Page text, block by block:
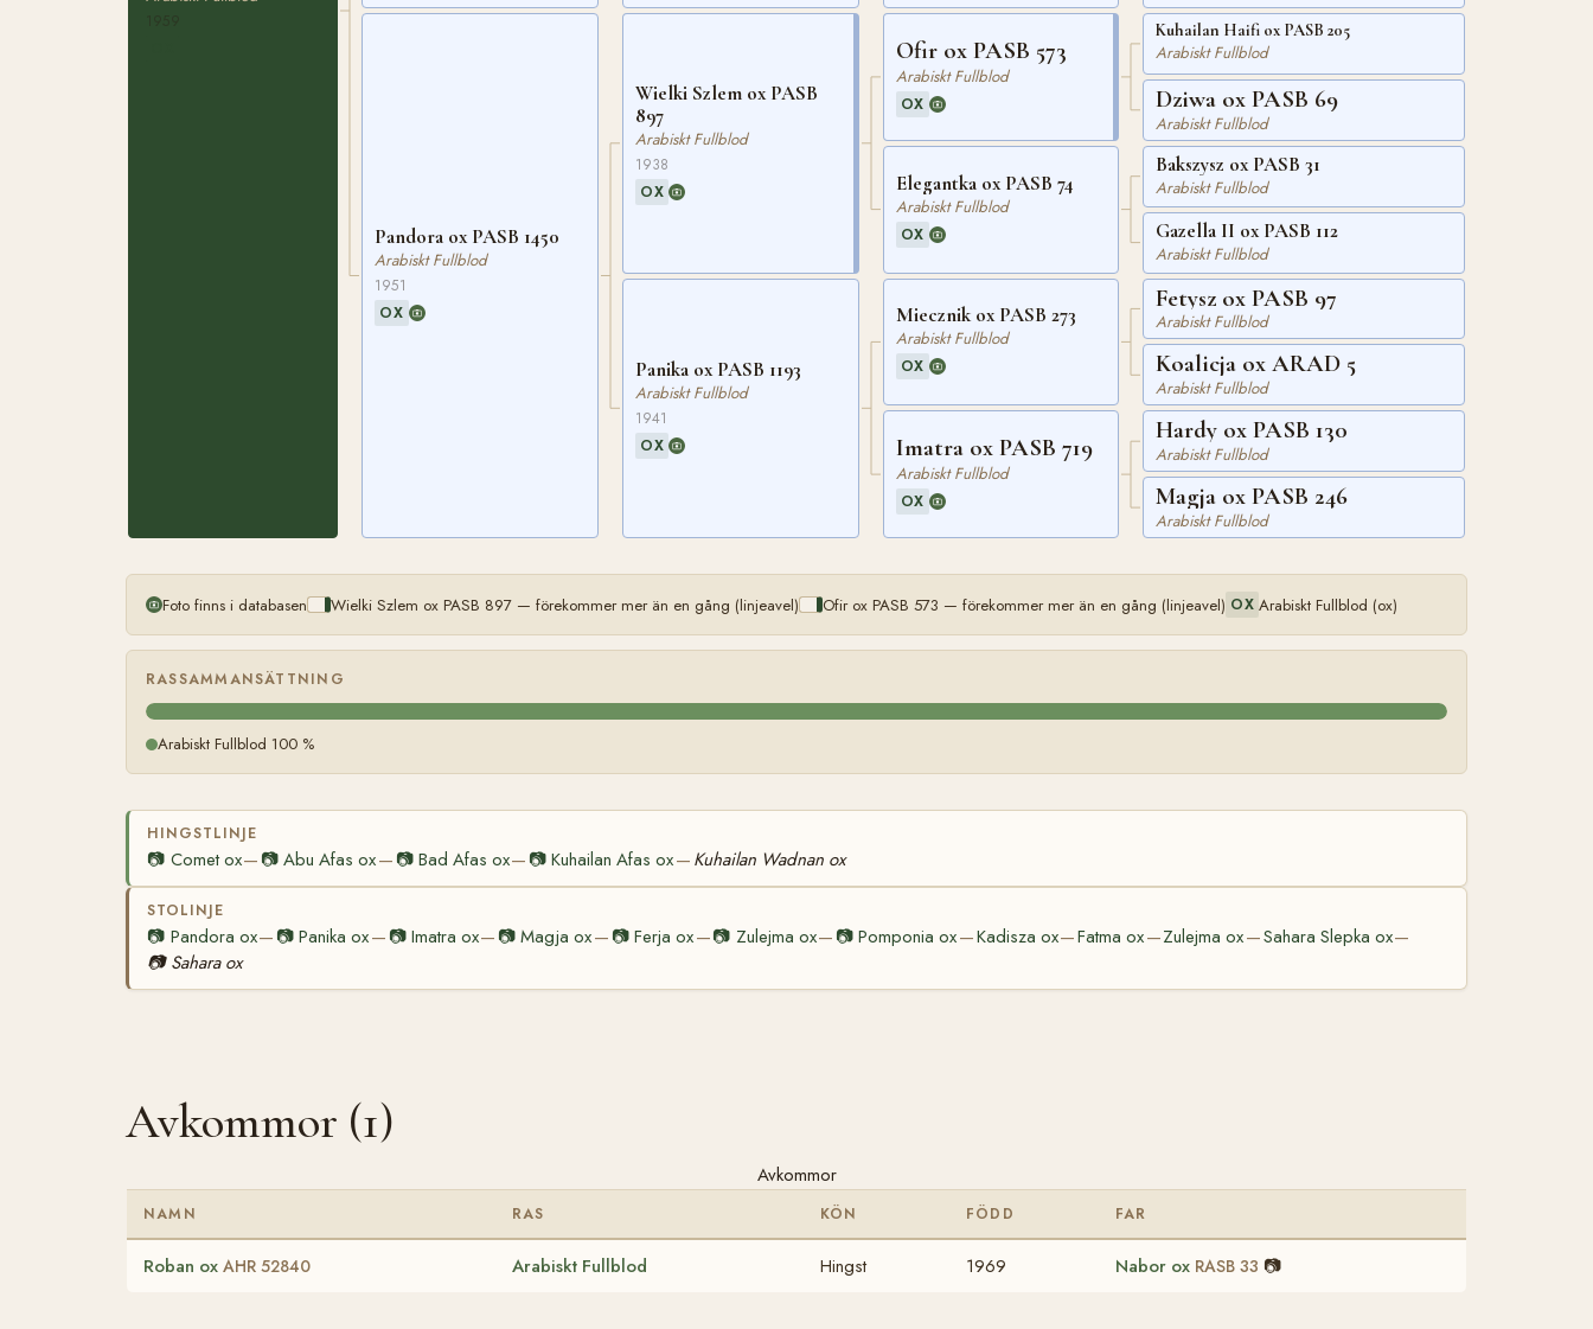
Pandora ox PASB 1450
Arabiskt Fullblod
1951
OX
Wielki Szlem ox PASB
897
Arabiskt Fullblod
1938
OX
Panika ox PASB 1193
Arabiskt Fullblod
1941
OX
Ofir ox PASB 573
Arabiskt Fullblod
OX
Elegantka ox PASB 74
Arabiskt Fullblod
OX
Miecznik ox PASB 273
Arabiskt Fullblod
OX
Imatra ox PASB 719
Arabiskt Fullblod
OX
Kuhailan Haifi ox PASB 205
Arabiskt Fullblod
Dziwa ox PASB 69
Arabiskt Fullblod
Bakszysz ox PASB 31
Arabiskt Fullblod
Gazella II ox PASB 112
Arabiskt Fullblod
Fetysz ox PASB 97
Arabiskt Fullblod
Koalicja ox ARAD 5
Arabiskt Fullblod
Hardy ox PASB 130
Arabiskt Fullblod
Magja ox PASB 246
Arabiskt Fullblod
Foto finns i databasen Wielki Szlem ox PASB 897 — förekommer mer än en gång (linjeavel) Ofir ox PASB 573 — förekommer mer än en gång (linjeavel) OX Arabiskt Fullblod (ox)
RASSAMMANSÄTTNING
Arabiskt Fullblod 100 %
HINGSTLINJE
📷 Comet ox— 📷Abu Afas ox— 📷 Bad Afas ox— 📷 Kuhailan Afas ox— Kuhailan Wadnan ox
STOLINJE
📷 Pandora ox— 📷Panika ox— 📷 Imatra ox— 📷 Magja ox— 📷Ferja ox—📷 Zulejma ox— 📷Pomponia ox—Kadisza ox—Fatma ox—Zulejma ox—Sahara Slepka ox—
📷 Sahara ox
Avkommor (1)
Avkommor
NAMN RAS KÖN FÖDD FAR
Roban ox AHR 52840 Arabiskt Fullblod Hingst 1969 Nabor ox RASB 33 📷